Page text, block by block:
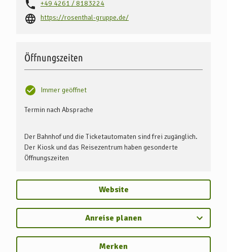
+49 4261 / 8183224
https://rosenthal-gruppe.de/
Öffnungszeiten
Immer geöffnet
Termin nach Absprache
Der Bahnhof und die Ticketautomaten sind frei zugänglich.
Der Kiosk und das Reisezentrum haben gesonderte
Öffnungszeiten
Website
Anreise planen
Merken